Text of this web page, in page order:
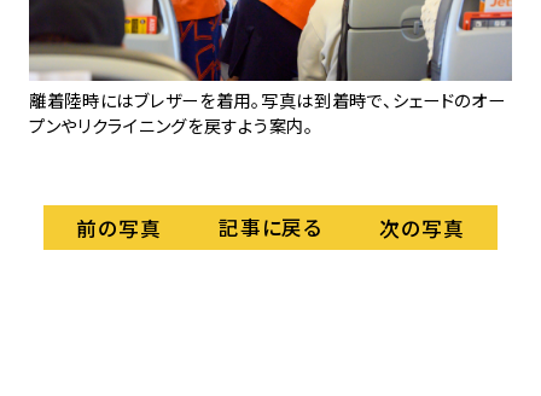
離着陸時にはブレザーを着用。写真は到着時で、シェードのオー
プンやリクライニングを戻すよう案内。
前の写真 記事に戻る 次の写真